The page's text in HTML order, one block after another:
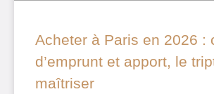
Acheter à Paris en 2026 :
d’emprunt et apport, le
maîtriser